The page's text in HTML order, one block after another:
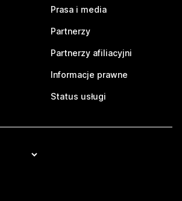
Prasa i media
Partnerzy
Partnerzy afiliacyjni
Informacje prawne
Status usługi